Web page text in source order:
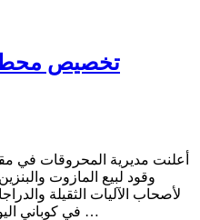
تخصيص محطتي
أعلنت مديرية المحروقات
وقود لبيع المازوت
لأصحاب الآليات الثقيلة
في كوباني اليوم الاثنين أن ليتر المازوت تم تحديد …